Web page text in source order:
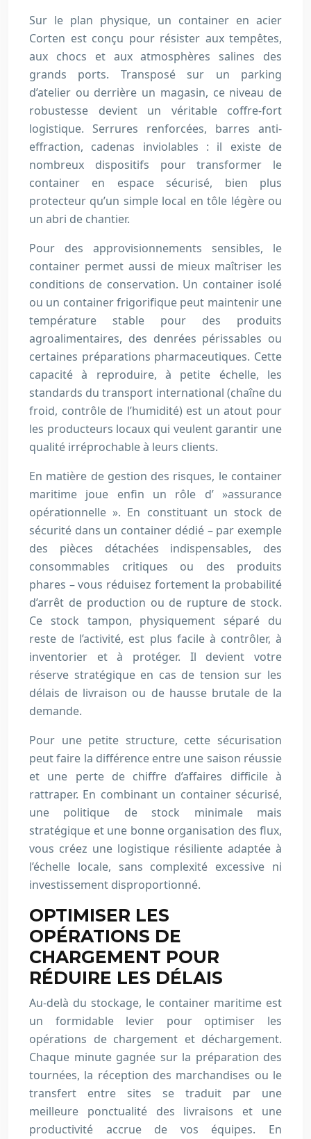
Sur le plan physique, un container en acier
Corten est conçu pour résister aux tempêtes,
aux chocs et aux atmosphères salines des
grands ports. Transposé sur un parking
d’atelier ou derrière un magasin, ce niveau de
robustesse devient un véritable coffre-fort
logistique. Serrures renforcées, barres anti-
effraction, cadenas inviolables : il existe de
nombreux dispositifs pour transformer le
container en espace sécurisé, bien plus
protecteur qu’un simple local en tôle légère ou
un abri de chantier.
Pour des approvisionnements sensibles, le
container permet aussi de mieux maîtriser les
conditions de conservation. Un container isolé
ou un container frigorifique peut maintenir une
température stable pour des produits
agroalimentaires, des denrées périssables ou
certaines préparations pharmaceutiques. Cette
capacité à reproduire, à petite échelle, les
standards du transport international (chaîne du
froid, contrôle de l’humidité) est un atout pour
les producteurs locaux qui veulent garantir une
qualité irréprochable à leurs clients.
En matière de gestion des risques, le container
maritime joue enfin un rôle d’ »assurance
opérationnelle ». En constituant un stock de
sécurité dans un container dédié – par exemple
des pièces détachées indispensables, des
consommables critiques ou des produits
phares – vous réduisez fortement la probabilité
d’arrêt de production ou de rupture de stock.
Ce stock tampon, physiquement séparé du
reste de l’activité, est plus facile à contrôler, à
inventorier et à protéger. Il devient votre
réserve stratégique en cas de tension sur les
délais de livraison ou de hausse brutale de la
demande.
Pour une petite structure, cette sécurisation
peut faire la différence entre une saison réussie
et une perte de chiffre d’affaires difficile à
rattraper. En combinant un container sécurisé,
une politique de stock minimale mais
stratégique et une bonne organisation des flux,
vous créez une logistique résiliente adaptée à
l’échelle locale, sans complexité excessive ni
investissement disproportionné.
OPTIMISER LES
OPÉRATIONS DE
CHARGEMENT POUR
RÉDUIRE LES DÉLAIS
Au-delà du stockage, le container maritime est
un formidable levier pour optimiser les
opérations de chargement et déchargement.
Chaque minute gagnée sur la préparation des
tournées, la réception des marchandises ou le
transfert entre sites se traduit par une
meilleure ponctualité des livraisons et une
productivité accrue de vos équipes. En